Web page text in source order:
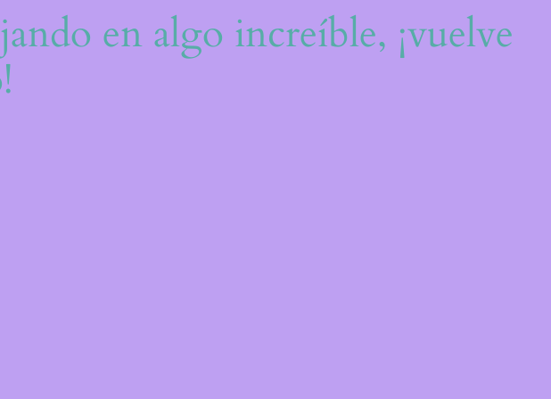
en algo increíble, ¡vuelve